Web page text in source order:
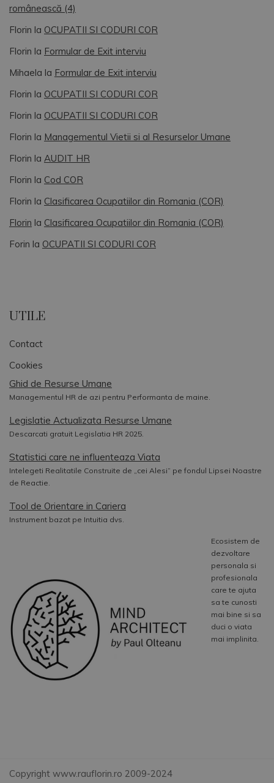
românească (4)
Florin la OCUPATII SI CODURI COR
Florin la Formular de Exit interviu
Mihaela la Formular de Exit interviu
Florin la OCUPATII SI CODURI COR
Florin la OCUPATII SI CODURI COR
Florin la Managementul Vietii si al Resurselor Umane
Florin la AUDIT HR
Florin la Cod COR
Florin la Clasificarea Ocupatiilor din Romania (COR)
Florin la Clasificarea Ocupatiilor din Romania (COR)
Forin la OCUPATII SI CODURI COR
UTILE
Contact
Cookies
Ghid de Resurse Umane
Managementul HR de azi pentru Performanta de maine.
Legislatie Actualizata Resurse Umane
Descarcati gratuit Legislatia HR 2025.
Statistici care ne influenteaza Viata
Intelegeti Realitatile Construite de „cei Alesi” pe fondul Lipsei Noastre
de Reactie.
Tool de Orientare in Cariera
Instrument bazat pe Intuitia dvs.
Ecosistem de
dezvoltare
personala si
profesionala
care te ajuta
sa te cunosti
mai bine si sa
duci o viata
mai implinita.
Copyright www.rauflorin.ro 2009-2024